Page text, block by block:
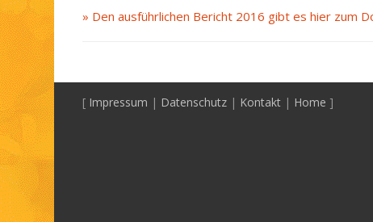
» Den ausführlichen Bericht 2016 gibt es hier zum
[ Impressum | Datenschutz | Kontakt | Home ]